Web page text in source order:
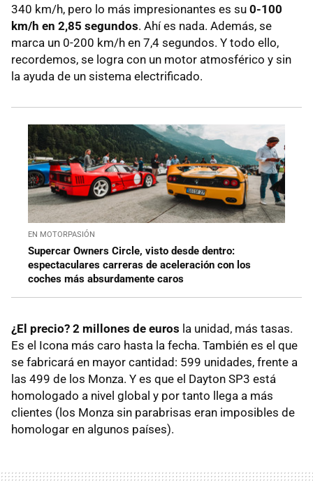
340 km/h, pero lo más impresionantes es su 0-100
km/h en 2,85 segundos. Ahí es nada. Además, se
marca un 0-200 km/h en 7,4 segundos. Y todo ello,
recordemos, se logra con un motor atmosférico y sin
la ayuda de un sistema electrificado.
EN MOTORPASIÓN
Supercar Owners Circle, visto desde dentro:
espectaculares carreras de aceleración con los
coches más absurdamente caros
¿El precio? 2 millones de euros la unidad, más tasas.
Es el Icona más caro hasta la fecha. También es el que
se fabricará en mayor cantidad: 599 unidades, frente a
las 499 de los Monza. Y es que el Dayton SP3 está
homologado a nivel global y por tanto llega a más
clientes (los Monza sin parabrisas eran imposibles de
homologar en algunos países).